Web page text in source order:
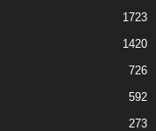
1723
1420
726
592
273